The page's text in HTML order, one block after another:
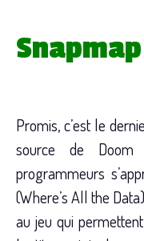
Snapmap
Promis, c’est le
source de
programmeurs
(Where’s All the
au jeu qui